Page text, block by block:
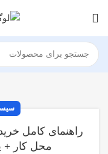
راهنمای کامل
محل کار +